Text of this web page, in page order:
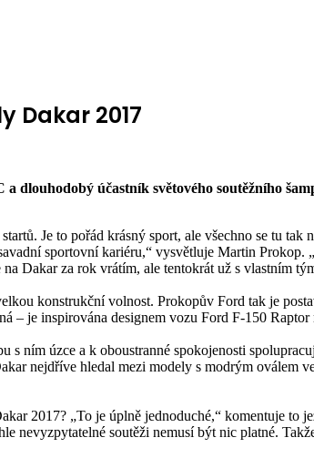
Dakar 2017
dlouhodobý účastník světového soutěžního
Je to pořád krásný sport, ale všechno se tu
sportovní kariéru,“ vysvětluje Martin
Dakar za rok vrátím, ale tentokrát už s vlastním
konstrukční volnost. Prokopův Ford tak je
– je inspirována designem vozu Ford F-150
s ním úzce a k oboustranné spokojenosti
nejdříve hledal mezi modely s modrým oválem
2017? „To je úplně jednoduché,“ komentuje to
nevyzpytatelné soutěži nemusí být nic platné.